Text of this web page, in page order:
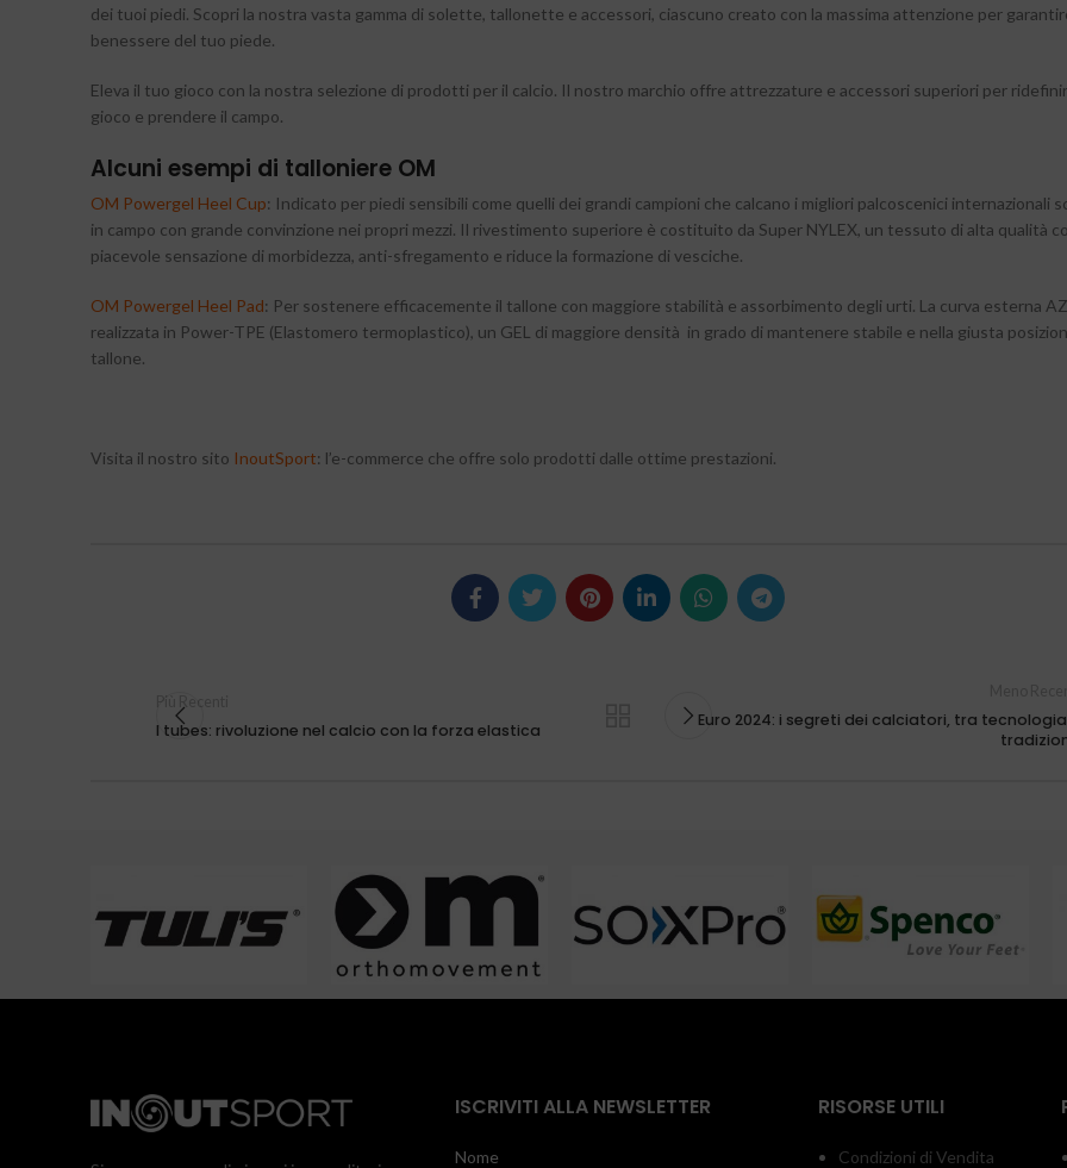
dei tuoi piedi. Scopri la nostra vasta gamma di solette, tallonette e accessori, ciascuno creato con la massima attenzione per
benessere del tuo piede.
Eleva il tuo gioco con la nostra selezione di prodotti per il calcio. Il nostro marchio offre attrezzature e accessori superiori per
gioco e prendere il campo.
Alcuni esempi di talloniere OM
OM Powergel Heel Cup: Indicato per piedi sensibili come quelli dei grandi campioni che calcano i migliori palcoscenici internazionali
in campo con grande convinzione nei propri mezzi. Il rivestimento superiore è costituito da Super NYLEX, un tessuto di alta qualità
piacevole sensazione di morbidezza, anti-sfregamento e riduce la formazione di vesciche.
OM Powergel Heel Pad: Per sostenere efficacemente il tallone con maggiore stabilità e assorbimento degli urti. La curva esterna
realizzata in Power-TPE (Elastomero termoplastico), un GEL di maggiore densità in grado di mantenere stabile e nella giusta
tallone.
Visita il nostro sito InoutSport: l’e-commerce che offre solo prodotti dalle ottime prestazioni.
Più Recenti
I tubes: rivoluzione nel calcio con la forza elastica
Euro 2024: i segreti dei calciatori, tra
ISCRIVITI ALLA NEWSLETTER
Nome
RISORSE UTILI
Condizioni di Vendita